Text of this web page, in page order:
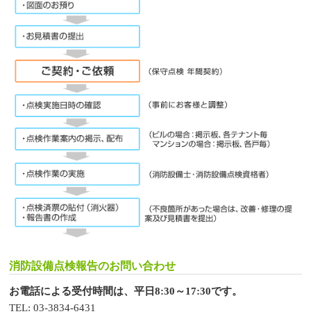
消防設備点検報告のお問い合わせ
お電話による受付時間は、平日8:30～17:30です。
TEL: 03-3834-6431